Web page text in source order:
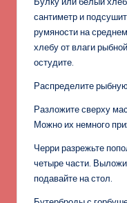
сантиметр и
румяности на
хлебу от влаги
остудите.
Распределите
Разложите сверху
Можно их немного
Черри разрежьте
четыре части.
подавайте на стол.